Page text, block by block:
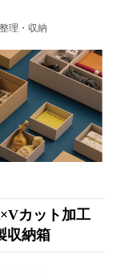
理・収納
カット加工
収納箱